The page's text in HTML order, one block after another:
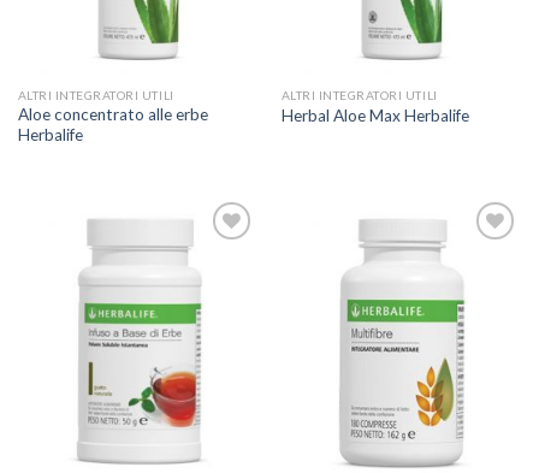
ALTRI INTEGRATORI UTILI
Aloe concentrato alle erbe
Herbalife
ALTRI INTEGRATORI UTILI
Herbal Aloe Max Herbalife
WISHLIST